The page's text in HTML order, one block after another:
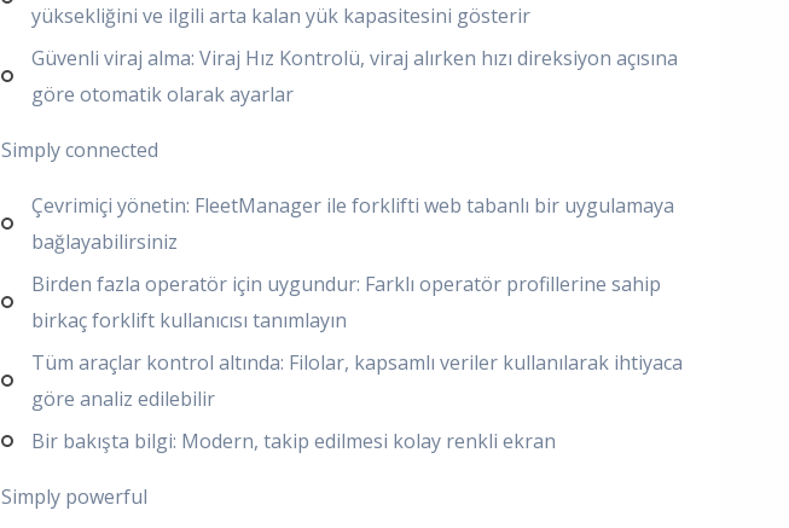
yüksekliğini ve ilgili arta kalan yük kapasitesini gösterir
Güvenli viraj alma: Viraj Hız Kontrolü, viraj alırken hızı direksiyon açısına
göre otomatik olarak ayarlar
Simply connected
Çevrimiçi yönetin: FleetManager ile forklifti web tabanlı bir uygulamaya
bağlayabilirsiniz
Birden fazla operatör için uygundur: Farklı operatör profillerine sahip
birkaç forklift kullanıcısı tanımlayın
Tüm araçlar kontrol altında: Filolar, kapsamlı veriler kullanılarak ihtiyaca
göre analiz edilebilir
Bir bakışta bilgi: Modern, takip edilmesi kolay renkli ekran
Simply powerful